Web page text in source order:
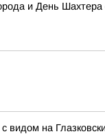
и День Шахтера
видом на